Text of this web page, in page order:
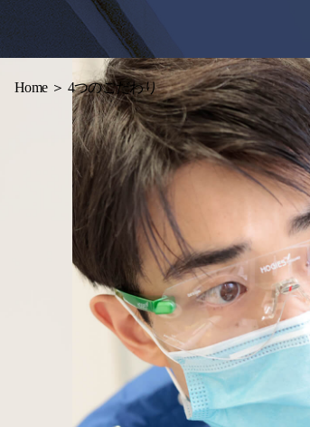
Home＞ 4つのこだわり